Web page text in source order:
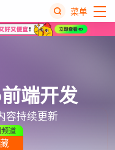
菜单
端开发
容持续更新
道